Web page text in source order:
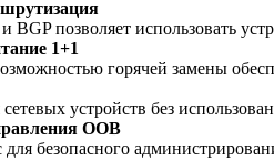
BGP позволяет использовать
1+1
горячей замены
устройств без
OOB
безопасного